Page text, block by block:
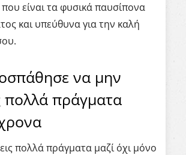
είναι τα φυσικά παυσίπονα
και υπεύθυνα για την καλή
να μην
πολλά πράγματα
πολλά πράγματα μαζί όχι μόνο